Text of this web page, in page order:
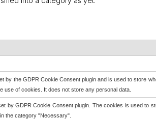
by the GDPR Cookie Consent plugin and is used to store
use of cookies. It does not store any personal data.
by GDPR Cookie Consent plugin. The cookies is used to
the category "Necessary".